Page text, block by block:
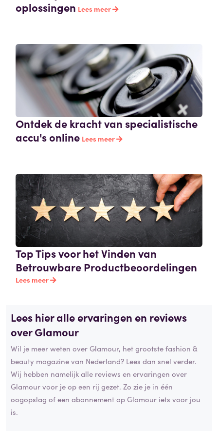
oplossingen Lees meer
Ontdek de kracht van specialistische
accu's online Lees meer
Top Tips voor het Vinden van
Betrouwbare Productbeoordelingen
Lees meer
Lees hier alle ervaringen en reviews
over Glamour
Wil je meer weten over Glamour, het grootste fashion &
beauty magazine van Nederland? Lees dan snel verder.
Wij hebben namelijk alle reviews en ervaringen over
Glamour voor je op een rij gezet. Zo zie je in één
oogopslag of een abonnement op Glamour iets voor jou
is.